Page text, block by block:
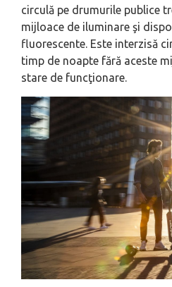
circulă pe drumurile publice
mijloace de iluminare şi
fluorescente. Este interzisă
timp de noapte fără aceste
stare de funcţionare.